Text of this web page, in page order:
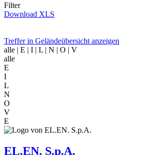
Filter
Download XLS
Treffer in Geländeübersicht anzeigen
alle | E | I | L | N | O | V
alle
E
I
L
N
O
V
E
EL.EN. S.p.A.